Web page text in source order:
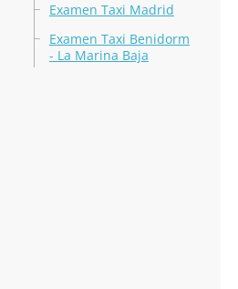
Examen Taxi Madrid
Examen Taxi Benidorm
- La Marina Baja